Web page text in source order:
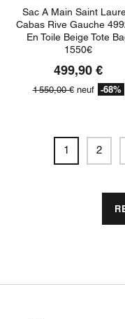
Sac A Main Saint
Cabas Rive Gauche
En Toile Beige Tote
1550€
499,90 €
1 550,00 €neuf -68%
1 2